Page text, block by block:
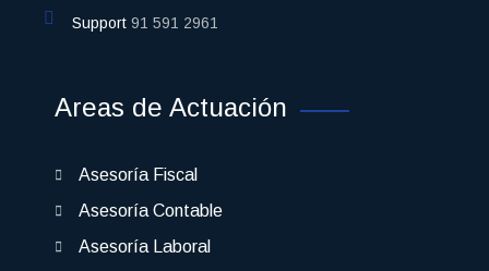
Support 91 591 2961
Areas de Actuación
Asesoría Fiscal
Asesoría Contable
Asesoría Laboral